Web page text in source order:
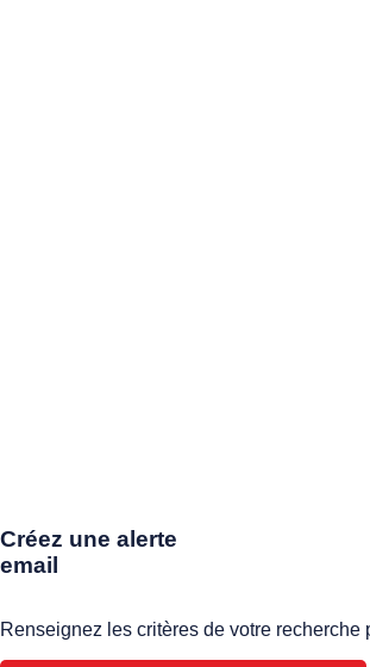
Créez une alerte
email
Renseignez les critères de votre recherche